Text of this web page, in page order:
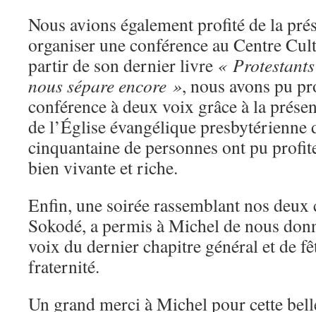
Nous avions également profité de la
organiser une conférence au Centre
partir de son dernier livre «
nous sépare encore », nous avons pu
conférence à deux voix grâce à la
de l’Église évangélique presbytérienne
cinquantaine de personnes ont pu
bien vivante et riche.
Enfin, une soirée rassemblant nos deux
Sokodé, a permis à Michel de nous
voix du dernier chapitre général et de
fraternité.
Un grand merci à Michel pour cette